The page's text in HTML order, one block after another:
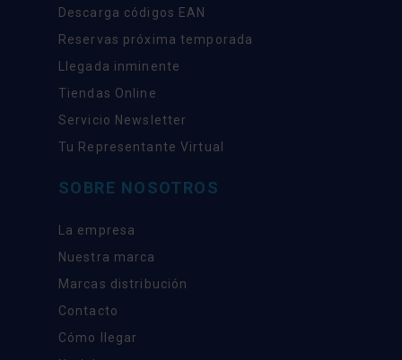
Descarga códigos EAN
Reservas próxima temporada
Llegada inminente
Tiendas Online
Servicio Newsletter
Tu Representante Virtual
SOBRE NOSOTROS
La empresa
Nuestra marca
Marcas distribución
Contacto
Cómo llegar